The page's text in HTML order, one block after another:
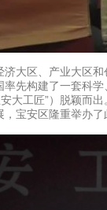
济大区、产业大区
先构建了一套科
安大工匠”）脱颖而
宝安区隆重举办了